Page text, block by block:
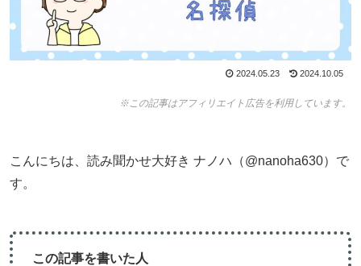
2024.05.23 2024.10.05
※この記事はアフィリエイト広告を利用しています。
こんにちは、読み聞かせ大好き ナノハ（@nanoha630）で
す。
この記事を書いた人